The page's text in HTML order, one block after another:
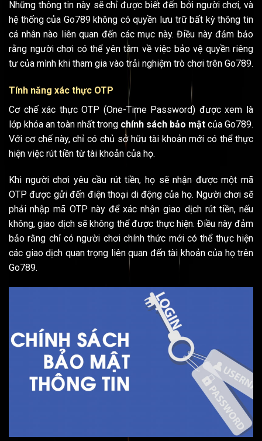
Những thông tin này sẽ chỉ được biết đến bởi người chơi, và
hệ thống của Go789 không có quyền lưu trữ bất kỳ thông tin
cá nhân nào liên quan đến các mục này. Điều này đảm bảo
rằng người chơi có thể yên tâm về việc bảo vệ quyền riêng
tư của mình khi tham gia vào trải nghiệm trò chơi trên Go789.
Tính năng xác thực OTP
Cơ chế xác thực OTP (One-Time Password) được xem là
lớp khóa an toàn nhất trong chính sách bảo mật của Go789.
Với cơ chế này, chỉ có chủ sở hữu tài khoản mới có thể thực
hiện việc rút tiền từ tài khoản của họ.
Khi người chơi yêu cầu rút tiền, họ sẽ nhận được một mã
OTP được gửi đến điện thoại di động của họ. Người chơi sẽ
phải nhập mã OTP này để xác nhận giao dịch rút tiền, nếu
không, giao dịch sẽ không thể được thực hiện. Điều này đảm
bảo rằng chỉ có người chơi chính thức mới có thể thực hiện
các giao dịch quan trọng liên quan đến tài khoản của họ trên
Go789.